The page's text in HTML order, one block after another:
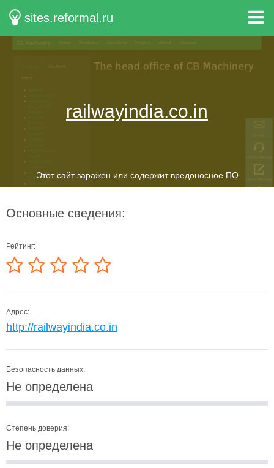
sites.reformal.ru
railwayindia.co.in
Этот сайт заражен или содержит вредоносное ПО
Основные сведения:
Рейтинг:
Адрес:
http://railwayindia.co.in
Безопасность данных:
Не определена
Степень доверия:
Не определена